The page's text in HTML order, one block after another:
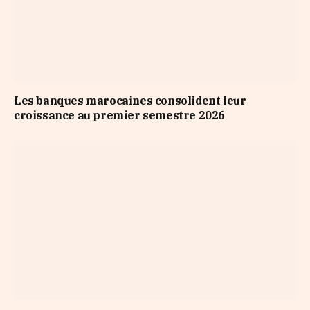
Les banques marocaines consolident leur
croissance au premier semestre 2026